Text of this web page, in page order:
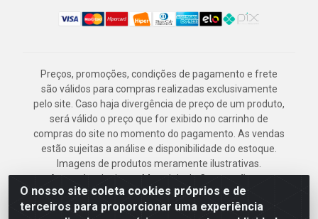
O nosso site coleta cookies próprios e de
terceiros para proporcionar uma experiência
Preços, promoções, condições de pagamento e frete
são válidos para compras realizadas exclusivamente
pelo site. Caso haja divergência de preço de um produto,
será válido o preço que for exibido no carrinho de
compras do site no momento do pagamento. As vendas
estão sujeitas a análise e disponibilidade do estoque.
Imagens de produtos meramente ilustrativas.
Armazém Jenipapo Materiais de Construção em
Geral LTDA - Rua das Flores, 2691 - Guabiraba,
Recife/PE - CEP 52.291-630 - CNPJ